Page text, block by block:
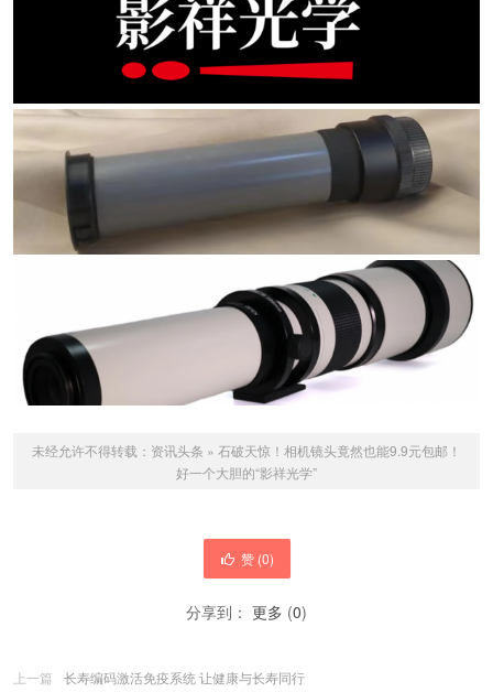
未经允许不得转载： 资讯头条 » 石破天惊！相机镜头竟然也能9.9元包邮！
好一个大胆的“影祥光学”
赞 (0)
分享到： 更多 (0)
上一篇
长寿编码激活免疫系统 让健康与长寿同行